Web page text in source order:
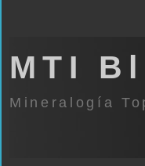
MTI
Mineralogía